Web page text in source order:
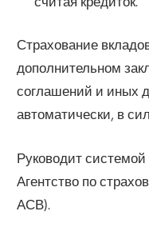
Страхование
дополнительном
соглашений и иных
автоматически, в
Руководит
Агентство по
АСВ).